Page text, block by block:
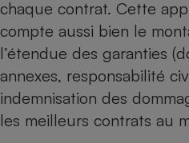
chaque contrat. Cette
compte aussi bien le
l’étendue des garanties
annexes, responsabilité
indemnisation des
les meilleurs contrats au